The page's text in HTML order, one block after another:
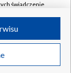
świadczenie
Ciebie
identyfikatory